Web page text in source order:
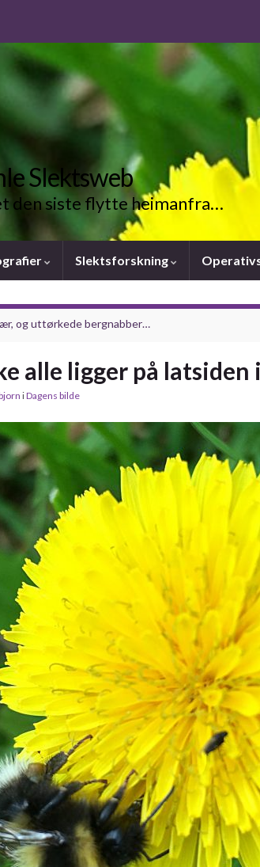
Slektsweb
den siste flytte heimanfra…
Slektsforskning
og uttørkede bergnabber…
alle ligger på
iDagens bilde